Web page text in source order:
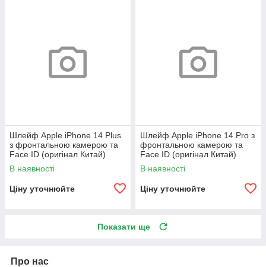
Шлейф Apple iPhone 14 Plus
з фронтальною камерою та
Face ID (оригінал Китай)
В наявності
Ціну уточнюйте
Шлейф Apple iPhone 14 Pro з
фронтальною камерою та
Face ID (оригінал Китай)
В наявності
Ціну уточнюйте
Показати ще
Про нас